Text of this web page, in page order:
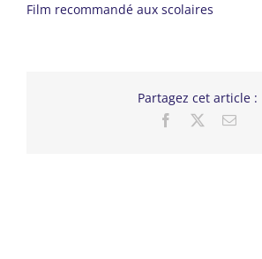
Film recommandé aux scolaires
Partagez cet article :
Facebook Email